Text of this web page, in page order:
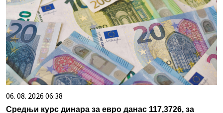
06. 08. 2026 06:38
Средњи курс динара за евро данас 117,3726, за